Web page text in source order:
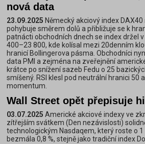
nová data
23.09.2025 Německý akciový index
pohybuje směrem dolů a přibližuje se k
patnácti obchodních dnech se index držel
400–23 800, kde kolísal mezi 20denním
hranicí Bollingerova pásma. Obchodníci
data PMI a zejména na zveřejnění
krátce po snížení sazeb Fedu o 25
smíšený. RSI klesl pod neutrální hranici 50
momentum.
Wall Street opět přepisuje
03.07.2025 Americké akciové indexy ve
zítřejším svátkem (Den nezávislosti)
technologickým Nasdaqem, který roste o 1
bezmála 0,8 %, stejně jako tradiční index